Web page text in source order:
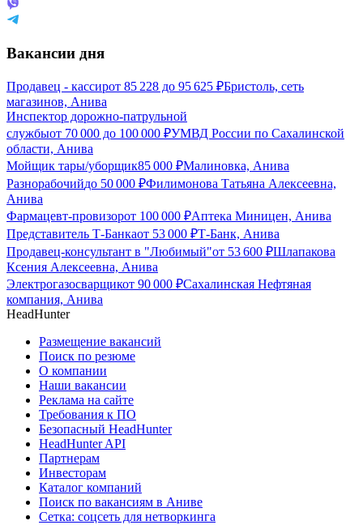
Вакансии дня
Продавец - кассирот 85 228 до 95 625 ₽Бристоль, сеть
магазинов, Анива
Инспектор дорожно-патрульной
службыот 70 000 до 100 000 ₽УМВД России по Сахалинской
области, Анива
Мойщик тары/уборщик85 000 ₽Малиновка, Анива
Разнорабочийдо 50 000 ₽Филимонова Татьяна Алексеевна,
Анива
Фармацевт-провизорот 100 000 ₽Аптека Миницен, Анива
Представитель Т-Банкаот 53 000 ₽Т-Банк, Анива
Продавец-консультант в "Любимый"от 53 600 ₽Шлапакова
Ксения Алексеевна, Анива
Электрогазосварщикот 90 000 ₽Сахалинская Нефтяная
компания, Анива
HeadHunter
Размещение вакансий
Поиск по резюме
О компании
Наши вакансии
Реклама на сайте
Требования к ПО
Безопасный HeadHunter
HeadHunter API
Партнерам
Инвесторам
Каталог компаний
Поиск по вакансиям в Аниве
Сетка: соцсеть для нетворкинга